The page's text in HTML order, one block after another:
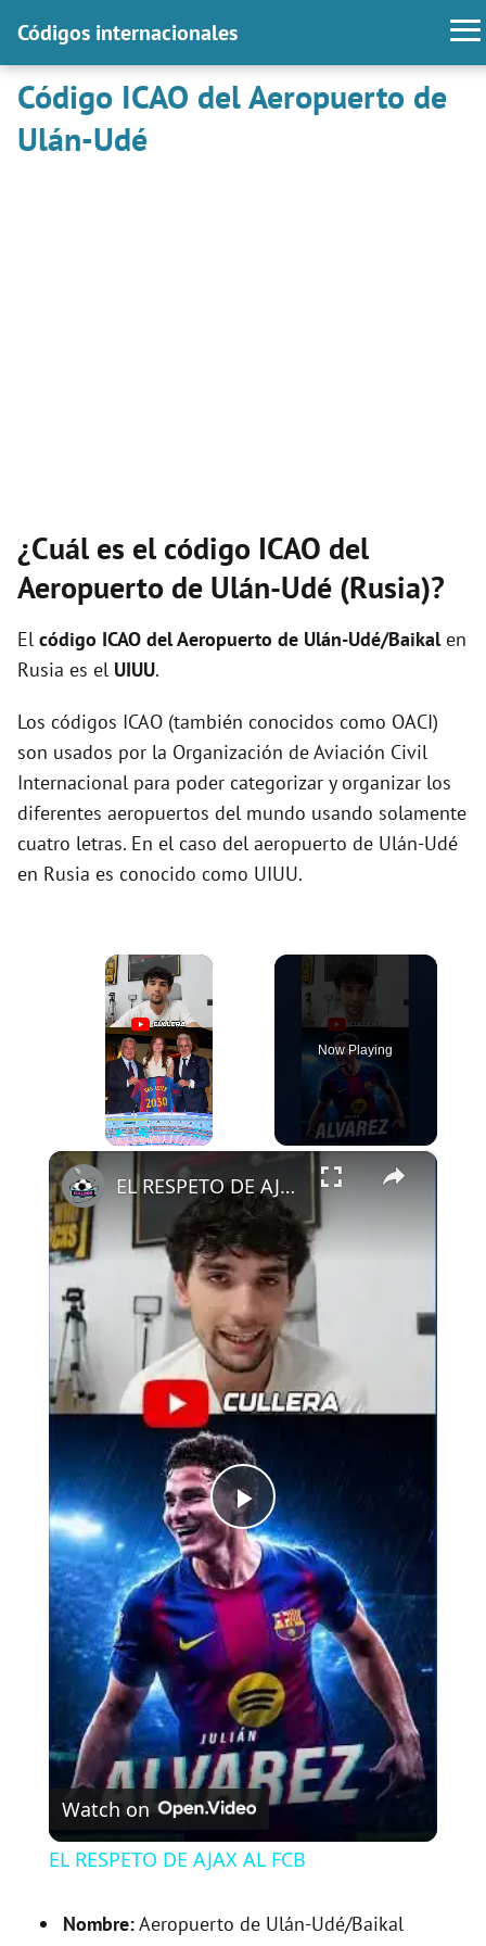
Códigos internacionales
Código ICAO del Aeropuerto de
Ulán-Udé
¿Cuál es el código ICAO del
Aeropuerto de Ulán-Udé (Rusia)?
El código ICAO delAeropuerto de Ulán-Udé/Baikalen
Rusia es el UIUU.
Los códigos ICAO (también conocidos como OACI)
son usados por la Organización de Aviación Civil
Internacional para poder categorizar y organizar los
diferentes aeropuertos del mundo usando solamente
cuatro letras. En el caso del aeropuerto de Ulán-Udé
en Rusia es conocido como UIUU.
×
Now Playing
×
P
l
a
y
V
i
d
EL RESPETO DE AJAX AL FCB
Watch on
EL RESPETO DE AJAX AL FCB
Nombre:Aeropuerto de Ulán-Udé/Baikal